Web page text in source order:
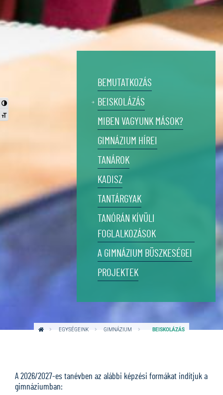
Nagy kontraszt váltása
Betűméret váltása
BEMUTATKOZÁS
BEISKOLÁZÁS
MIBEN VAGYUNK MÁSOK?
GIMNÁZIUM HÍREI
TANÁROK
KADISZ
TANTÁRGYAK
TANÓRÁN KÍVÜLI
FOGLALKOZÁSOK
A GIMNÁZIUM BÜSZKESÉGEI
PROJEKTEK
EGYSÉGEINK GIMNÁZIUM BEISKOLÁZÁS
A 2026/2027-es tanévben az alábbi képzési formákat indítjuk a
gimnáziumban: